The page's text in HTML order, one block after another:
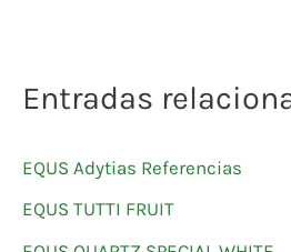
Entradas
EQUS Adytias Referencias
EQUS TUTTI FRUIT